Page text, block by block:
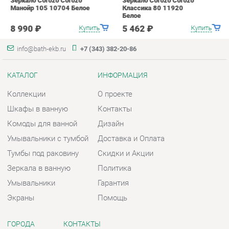
Коллекции
Умывальники с тумбой
Зеркала в ванную
Умывальники
Экраны
О проекте
Доставка и Оплата
Политика
Гарантия
Помощь
Весь мир
Екатеринбург
Шоурум и склад самовывоза
Адрес: г. Екатеринбург,
Металлургов, 84
Телефон: +7 (343) 382-20-86
Пн - Пт:10:00 - 20:00 (GMT+5)